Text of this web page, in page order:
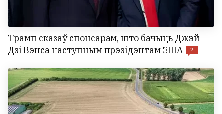
Трамп сказаў спонсарам, што бачыць Джэй
Дзі Вэнса наступным прэзідэнтам ЗША
7